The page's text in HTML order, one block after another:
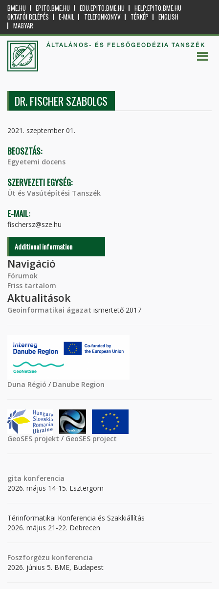
BME.HU EPITO.BME.HU EDU.EPITO.BME.HU
HELP.EPITO.BME.HU
OKTATÓI BELÉPÉS
E-MAIL TELEFONKÖNYV TÉRKÉP
ENGLISH
MAGYAR
ÁLTALÁNOS- ÉS FELSŐGEODÉZIA TANSZÉK
DR. FISCHER SZABOLCS
2021. szeptember 01.
BEOSZTÁS:
Egyetemi docens
SZERVEZETI EGYSÉG:
Út és Vasútépítési Tanszék
E-MAIL:
fischersz@sze.hu
Additional information
Navigáció
Fórumok
Friss tartalom
Aktualitások
Geoinformatikai ágazat ismertető 2017
Duna Régió / Danube Region
GeoSES projekt / GeoSES project
gita konferencia
2026. május 14-15. Esztergom
Térinformatikai Konferencia és Szakkiállítás
2026. május 21-22. Debrecen
Foszforgézu konferencia
2026. június 5. BME, Budapest